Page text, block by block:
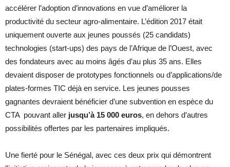
accélérer l’adoption d’innovations en vue d’améliorer la
productivité du secteur agro-alimentaire. L’édition 2017 était
uniquement ouverte aux jeunes poussés (25 candidats)
technologies (start-ups) des pays de l’Afrique de l’Ouest, avec
des fondateurs avec au moins âgés d’au plus 35 ans. Elles
devaient disposer de prototypes fonctionnels ou d’applications/de
plates-formes TIC déjà en service. Les jeunes pousses
gagnantes devraient bénéficier d’une subvention en espèce du
CTA pouvant aller jusqu’à 15 000 euros, en dehors d’autres
possibilités offertes par les partenaires impliqués.
Une fierté pour le Sénégal, avec ces deux prix qui démontrent